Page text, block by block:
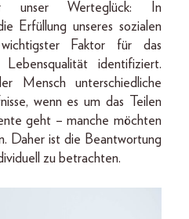
unser Werteglück: In
Erfüllung unseres sozialen
wichtigster Faktor für das
identifiziert.
Mensch unterschiedliche
wenn es um das Teilen
geht – manche möchten
Daher ist die Beantwortung
zu betrachten.